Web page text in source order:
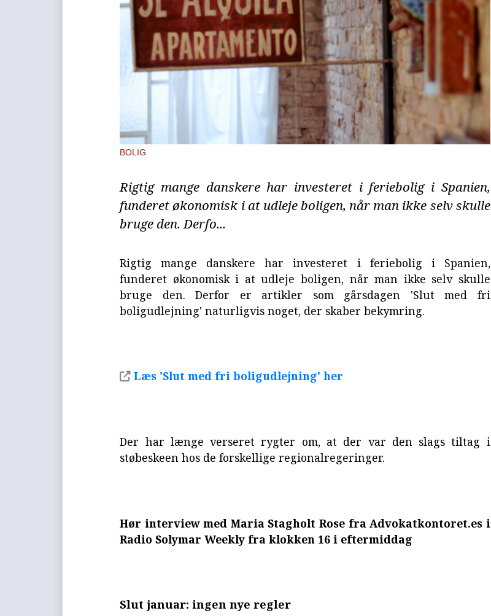
BOLIG
Rigtig mange danskere har investeret i feriebolig i Spanien,
funderet økonomisk i at udleje boligen, når man ikke selv skulle
bruge den. Derfo...
Rigtig mange danskere har investeret i feriebolig i Spanien,
funderet økonomisk i at udleje boligen, når man ikke selv skulle
bruge den. Derfor er artikler som gårsdagen 'Slut med fri
boligudlejning' naturligvis noget, der skaber bekymring.
Læs 'Slut med fri boligudlejning' her
Der har længe verseret rygter om, at der var den slags tiltag i
støbeskeen hos de forskellige regionalregeringer.
Hør interview med Maria Stagholt Rose fra Advokatkontoret.es i
Radio Solymar Weekly fra klokken 16 i eftermiddag
Slut januar: ingen nye regler